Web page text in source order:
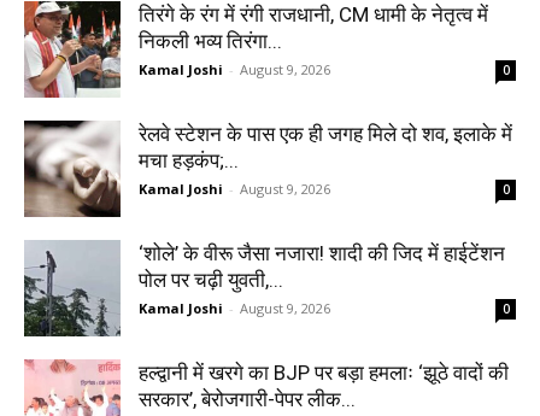
तिरंगे के रंग में रंगी राजधानी, CM धामी के नेतृत्व में
निकली भव्य तिरंगा...
Kamal Joshi - August 9, 2026 0
रेलवे स्टेशन के पास एक ही जगह मिले दो शव, इलाके में
मचा हड़कंप;...
Kamal Joshi - August 9, 2026 0
‘शोले’ के वीरू जैसा नजारा! शादी की जिद में हाईटेंशन
पोल पर चढ़ी युवती,...
Kamal Joshi - August 9, 2026 0
हल्द्वानी में खरगे का BJP पर बड़ा हमलाः ‘झूठे वादों की
सरकार’, बेरोजगारी-पेपर लीक...